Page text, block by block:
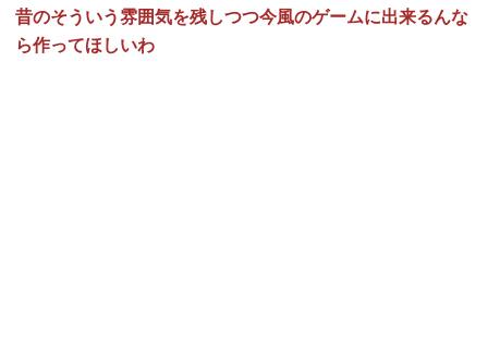
昔のそういう雰囲気を残しつつ今風のゲームに出来るんな
ら作ってほしいわ